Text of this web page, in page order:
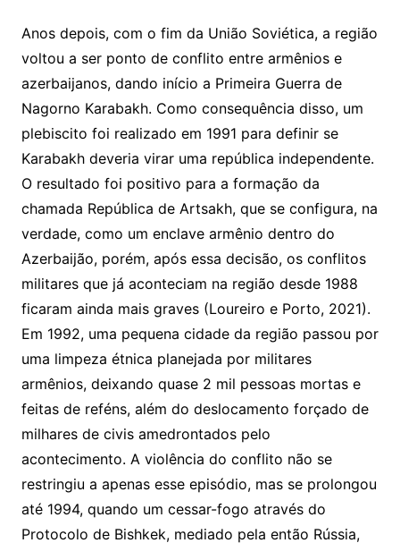
Anos depois, com o fim da União Soviética, a região
voltou a ser ponto de conflito entre armênios e
azerbaijanos, dando início a Primeira Guerra de
Nagorno Karabakh. Como consequência disso, um
plebiscito foi realizado em 1991 para definir se
Karabakh deveria virar uma república independente.
O resultado foi positivo para a formação da
chamada República de Artsakh, que se configura, na
verdade, como um enclave armênio dentro do
Azerbaijão, porém, após essa decisão, os conflitos
militares que já aconteciam na região desde 1988
ficaram ainda mais graves (Loureiro e Porto, 2021).
Em 1992, uma pequena cidade da região passou por
uma limpeza étnica planejada por militares
armênios, deixando quase 2 mil pessoas mortas e
feitas de reféns, além do deslocamento forçado de
milhares de civis amedrontados pelo
acontecimento. A violência do conflito não se
restringiu a apenas esse episódio, mas se prolongou
até 1994, quando um cessar-fogo através do
Protocolo de Bishkek, mediado pela então Rússia,